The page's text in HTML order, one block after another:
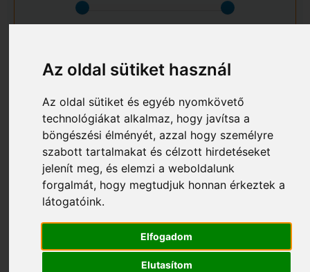
Az oldal sütiket használ
Az oldal sütiket és egyéb nyomkövető
technológiákat alkalmaz, hogy javítsa a
böngészési élményét, azzal hogy személyre
szabott tartalmakat és célzott hirdetéseket
jelenít meg, és elemzi a weboldalunk
forgalmát, hogy megtudjuk honnan érkeztek a
látogatóink.
Elfogadom
Elutasítom
3 970 Ft
Gyújtótekercs átalakító univerzális 2 ütemű
utángyártott US-147-020/F